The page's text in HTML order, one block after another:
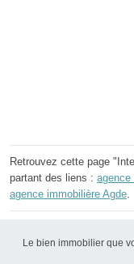
Retrouvez cette page
partant des liens : agence
agence immobilière Agde.
Le bien immobilier que